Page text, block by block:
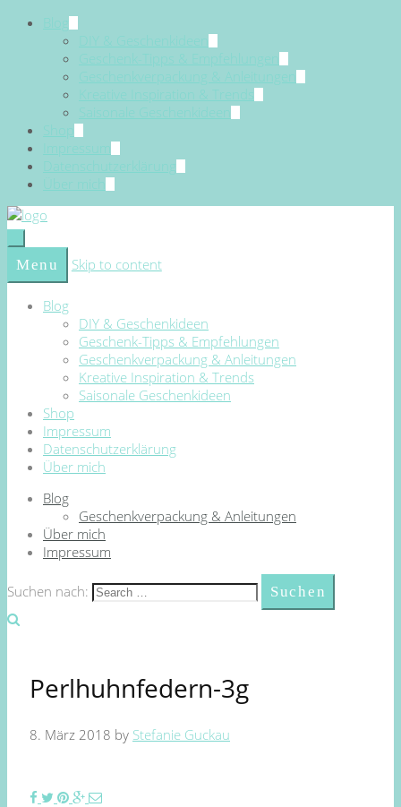
Blog
DIY & Geschenkideen
Geschenk-Tipps & Empfehlungen
Geschenkverpackung & Anleitungen
Kreative Inspiration & Trends
Saisonale Geschenkideen
Shop
Impressum
Datenschutzerklärung
Über mich
Menu Skip to content
Blog
DIY & Geschenkideen
Geschenk-Tipps & Empfehlungen
Geschenkverpackung & Anleitungen
Kreative Inspiration & Trends
Saisonale Geschenkideen
Shop
Impressum
Datenschutzerklärung
Über mich
Blog
Geschenkverpackung & Anleitungen
Über mich
Impressum
Suchen nach:
Perlhuhnfedern-3g
8. März 2018 by Stefanie Guckau